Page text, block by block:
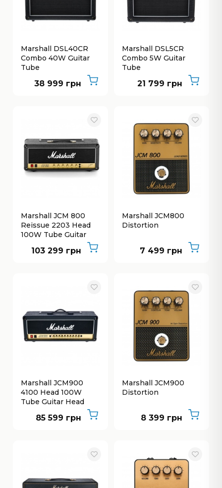
Marshall DSL40CR
Combo 40W Guitar
Tube
38 999 грн
Marshall DSL5CR
Combo 5W Guitar
Tube
21 799 грн
Marshall JCM 800
Reissue 2203 Head
100W Tube Guitar
103 299 грн
Marshall JCM800
Distortion
7 499 грн
Marshall JCM900
4100 Head 100W
Tube Guitar Head
85 599 грн
Marshall JCM900
Distortion
8 399 грн